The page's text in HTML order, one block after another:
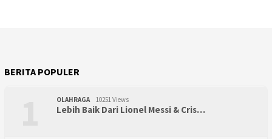
BERITA POPULER
OLAHRAGA 10251 Views
Lebih Baik Dari Lionel Messi & Cris…